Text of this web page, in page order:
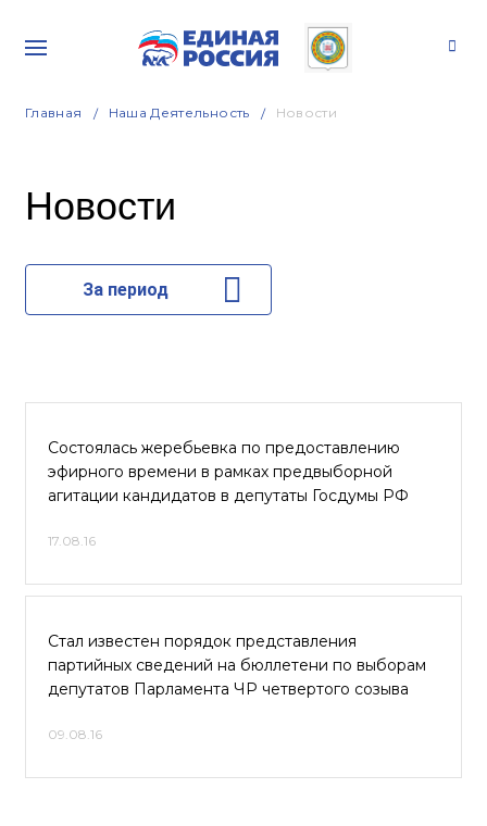
Главная Наша Деятельность Новости
Новости
За период
Состоялась жеребьевка по предоставлению
эфирного времени в рамках предвыборной
агитации кандидатов в депутаты Госдумы РФ
17.08.16
Стал известен порядок представления
партийных сведений на бюллетени по выборам
депутатов Парламента ЧР четвертого созыва
09.08.16